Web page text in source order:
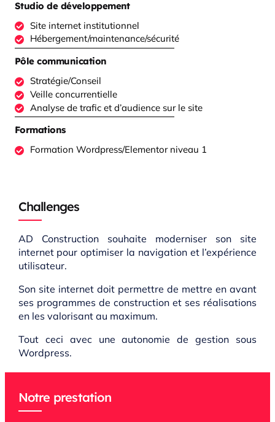
Studio de développement
Site internet institutionnel
Hébergement/maintenance/sécurité
Pôle communication
Stratégie/Conseil
Veille concurrentielle
Analyse de trafic et d’audience sur le site
Formations
Formation Wordpress/Elementor niveau 1
Challenges
AD Construction souhaite moderniser son site
internet pour optimiser la navigation et l’expérience
utilisateur.
Son site internet doit permettre de mettre en avant
ses programmes de construction et ses réalisations
en les valorisant au maximum.
Tout ceci avec une autonomie de gestion sous
Wordpress.
Notre prestation